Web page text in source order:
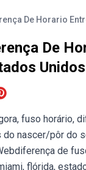
De Horario
De
Unidos
fuso horário,
do nascer/pôr do
de
flórida,